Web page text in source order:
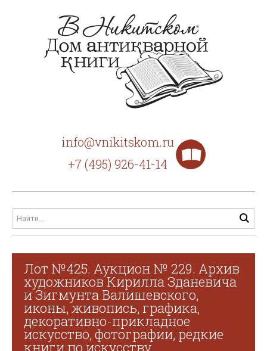
info@vnikitskom.ru
+7 (495) 926-41-14
Лот №425. Аукцион № 229. Архив
художников Кирилла Зданевича
и Зигмунта Валишевского,
иконы, живопись, графика,
декоративно-прикладное
искусство, фотографии, редкие
книги по искусству